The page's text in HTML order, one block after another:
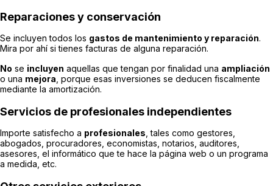
Reparaciones y conservación
Se incluyen todos los gastos de mantenimiento y reparación.
Mira por ahí si tienes facturas de alguna reparación.
No se incluyen aquellas que tengan por finalidad una ampliación
o una mejora , porque esas inversiones se deducen fiscalmente
mediante la amortización.
Servicios de profesionales independientes
Importe satisfecho a profesionales , tales como gestores,
abogados, procuradores, economistas, notarios, auditores,
asesores, el informático que te hace la página web o un programa
a medida, etc.